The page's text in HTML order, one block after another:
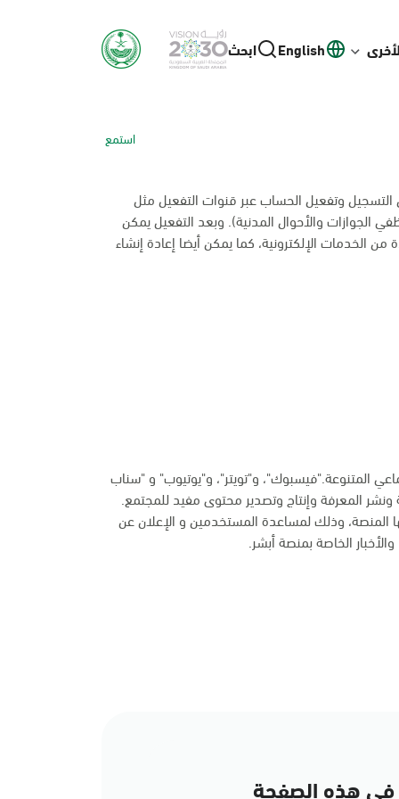
English ابحث
استمع
وتفعيل الحساب عبر قنوات التفعيل مثل
الجوازات والأحوال المدنية). وبعد التفعيل يمكن
الخدمات الإلكترونية، كما يمكن أيضا إعادة إنشاء
المتنوعة."فيسبوك"، و"تويتر"، و"يوتيوب" و "سناب
المعرفة وإنتاج وتصدير محتوى مفيد للمجتمع.
المنصة، وذلك لمساعدة المستخدمين و الإعلان عن
الخاصة بمنصة أبشر.
هذه الصفحة